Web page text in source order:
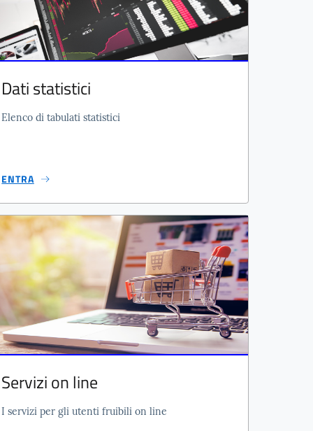
Dati statistici
Elenco di tabulati statistici
ENTRA
Servizi on line
I servizi per gli utenti fruibili on line